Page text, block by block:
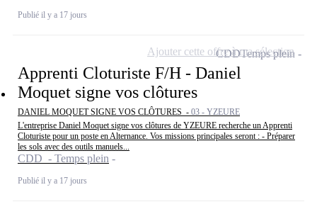
Publié il y a 17 jours
Apprenti Cloturiste F/H - Daniel
Moquet signe vos clôtures
DANIEL MOQUET SIGNE VOS CLÔTURES - 03 - YZEURE
L'entreprise Daniel Moquet signe vos clôtures de YZEURE recherche un Apprenti
Cloturiste pour un poste en Alternance. Vos missions principales seront : - Préparer
les sols avec des outils manuels...
CDD - Temps plein
Publié il y a 17 jours
CDDTemps plein
Ajouter cette offre à ma sélection